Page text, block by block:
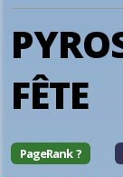
FÊTE
PageRank ?